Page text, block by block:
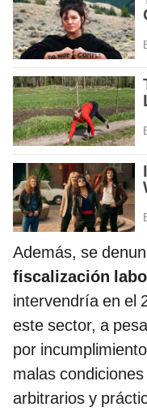
Además, se
fiscalización
intervendría en el
este sector, a
por
malas
arbitrarios y